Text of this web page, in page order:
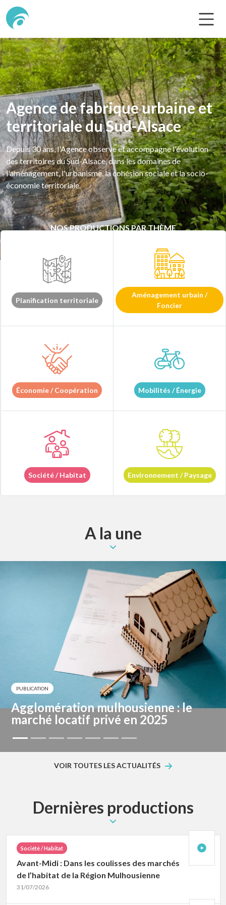
Agence de fabrique urbaine et
territoriale du Sud-Alsace
Depuis 30 ans, l'Agence observe et accompagne l'évolution
des territoires du Sud-Alsace, dans les domaines de
l'aménagement, l'urbanisme, la cohésion sociale et la socio-
économie territoriale.
NOS PRODUCTIONS PAR THÈME
Planification territoriale
Aménagement urbain /
Foncier
Économie / Coopération Mobilités / Énergie
Société / Habitat Environnement / Paysage
A la une
mulhousienne : le
locatif privé en 2025
VOIR TOUTES LES ACTUALITÉS
Dernières productions
Société / Habitat
Avant-Midi : Dans les coulisses des marchés
de l’habitat de la Région Mulhousienne
31/07/2026